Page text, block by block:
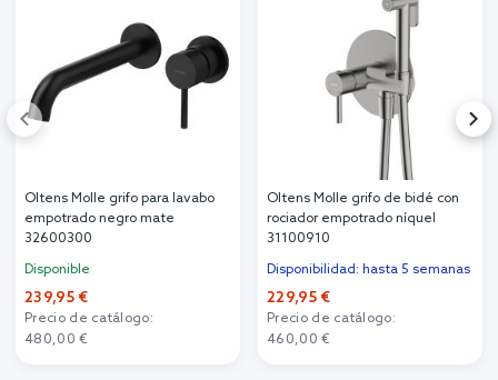
Oltens Molle grifo para lavabo
empotrado negro mate
32600300
Disponible
239,95 €
Precio de catálogo:
480,00 €
Oltens Molle grifo de bidé con
rociador empotrado níquel
31100910
Disponibilidad: hasta 5 semanas
229,95 €
Precio de catálogo:
460,00 €